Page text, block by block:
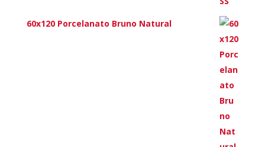
60x120 Porcelanato Bruno Natural